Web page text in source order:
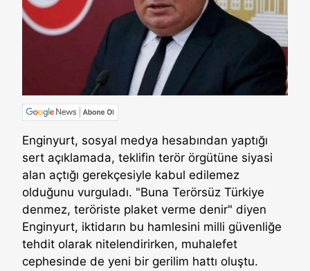
Enginyurt, sosyal medya hesabından yaptığı
sert açıklamada, teklifin terör örgütüne siyasi
alan açtığı gerekçesiyle kabul edilemez
olduğunu vurguladı. "Buna Terörsüz Türkiye
denmez, teröriste plaket verme denir" diyen
Enginyurt, iktidarın bu hamlesini milli güvenliğe
tehdit olarak nitelendirirken, muhalefet
cephesinde de yeni bir gerilim hattı oluştu.